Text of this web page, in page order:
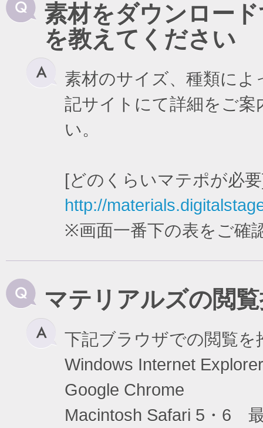
素材をダウンロー
を教えてください
素材のサイズ、種類に
記サイトにて詳細をご
い。
[どのくらいマテポが必
http://
※画面一番下の表をご確
マテリアルズの閲
下記ブラウザでの閲覧を
Windows Internet
Google Chrome
Macintosh Safari 5・6